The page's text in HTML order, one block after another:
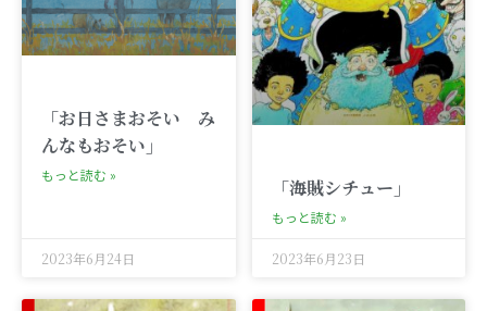
「お日さまおそい み
んなもおそい」
もっと読む »
2023年6月24日
「海賊シチュー」
もっと読む »
2023年6月23日